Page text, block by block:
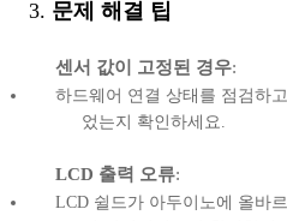
3. 문제 해결 팁
센서 값이 고정된 경우:
하드웨어 연결 상태를 점검하
었는지 확인하세요.
LCD 출력 오류:
LCD 쉴드가 아두이노에 올바